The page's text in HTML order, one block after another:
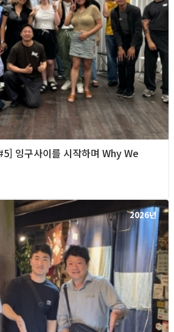
잉구사이를 시작하며 Why We
2026년